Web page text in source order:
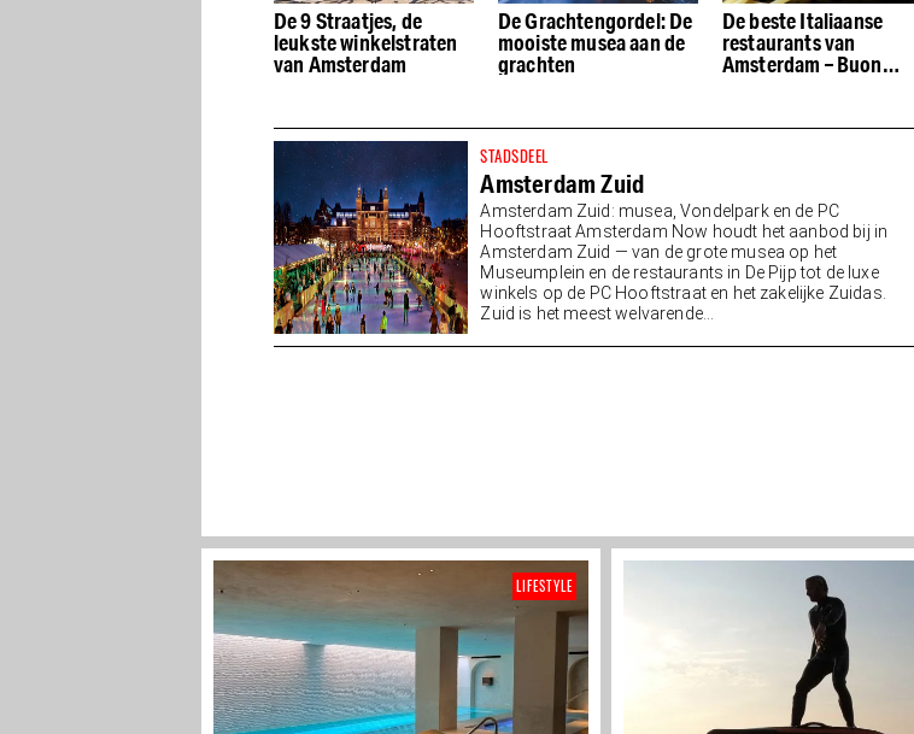
De 9 Straatjes, de
leukste winkelstraten
van Amsterdam
De Grachtengordel: De
mooiste musea aan de
grachten
De beste Italiaanse
restaurants van
Amsterdam – Buon
STADSDEEL
Amsterdam Zuid
Amsterdam Zuid: musea, Vondelpark en de PC
Hooftstraat Amsterdam Now houdt het aanbod bij in
Amsterdam Zuid — van de grote musea op het
Museumplein en de restaurants in De Pijp tot de luxe
winkels op de PC Hooftstraat en het zakelijke Zuidas.
Zuid is het meest welvarende...
LIFESTYLE